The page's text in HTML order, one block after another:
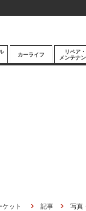
カーライフ
リペア・
メンテナ
ケット 記事 写真